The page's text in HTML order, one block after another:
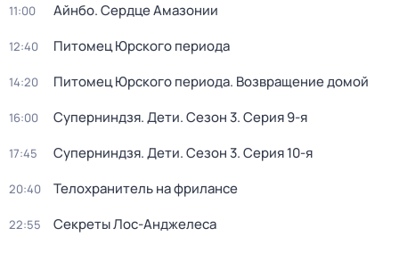
11:00 Айнбо. Сердце Амазонии
12:40 Питомец Юрского периода
14:20 Питомец Юрского периода. Возвращение домой
16:00 Суперниндзя. Дети. Сезон 3. Серия 9-я
17:45 Суперниндзя. Дети. Сезон 3. Серия 10-я
20:40 Телохранитель на фрилансе
22:55 Секреты Лос-Анджелеса